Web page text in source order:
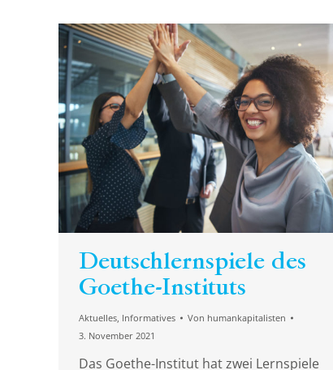
Deutschlernspiele des
Goethe-Instituts
Aktuelles Informatives Von humankapitalisten
3. November 2021
Das Goethe-Institut hat zwei Lernspiele